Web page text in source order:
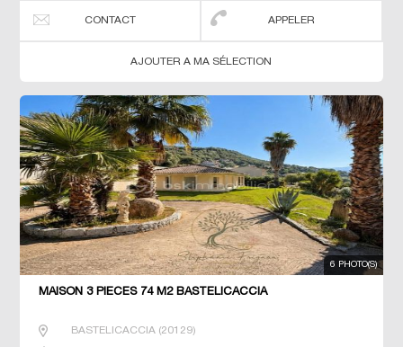
CONTACT APPELER
AJOUTER A MA SÉLECTION
6 PHOTO(S)
MAISON 3 PIECES 74 M2 BASTELICACCIA
BASTELICACCIA (20129)